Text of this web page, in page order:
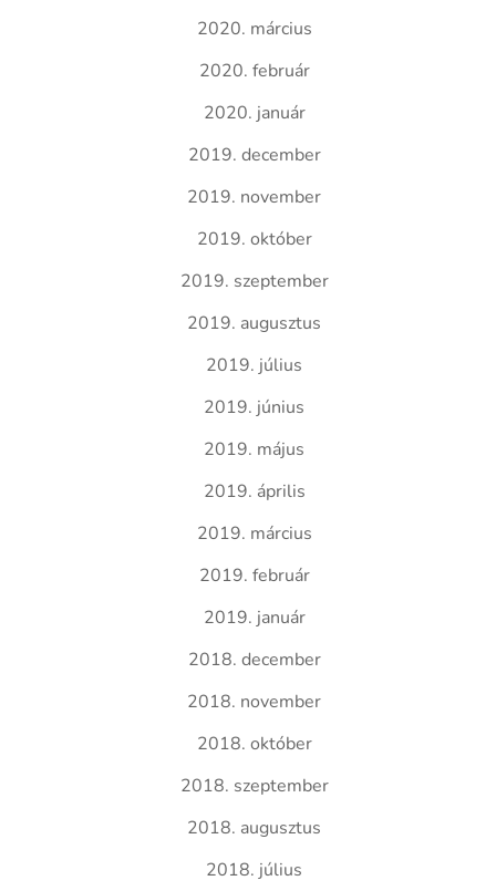
2020. március
2020. február
2020. január
2019. december
2019. november
2019. október
2019. szeptember
2019. augusztus
2019. július
2019. június
2019. május
2019. április
2019. március
2019. február
2019. január
2018. december
2018. november
2018. október
2018. szeptember
2018. augusztus
2018. július